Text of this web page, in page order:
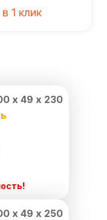
1 клик
х 49 х 230
х 49 х 250